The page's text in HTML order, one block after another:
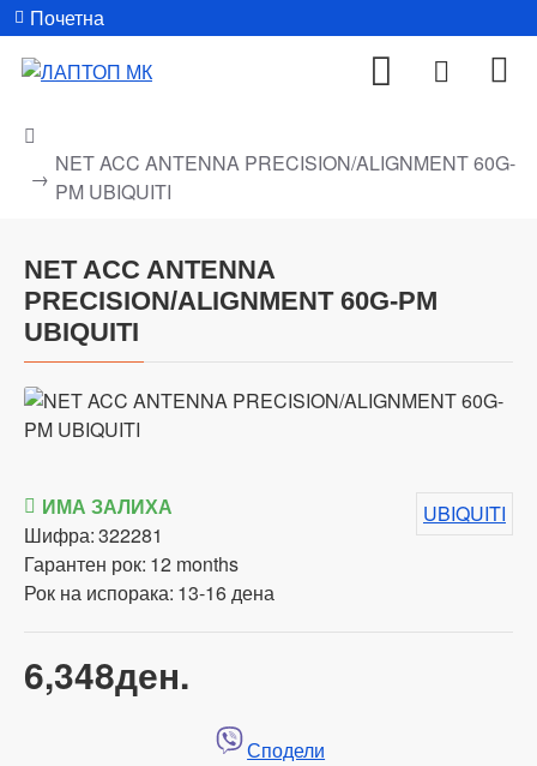
Почетна
NET ACC ANTENNA PRECISION/ALIGNMENT 60G-
PM UBIQUITI
NET ACC ANTENNA
PRECISION/ALIGNMENT 60G-PM
UBIQUITI
6,348ден.
ИМА ЗАЛИХА
Шифра:322281
Гарантен рок: 12 months
Рок на испорака: 13-16 дена
UBIQUITI
Сподели